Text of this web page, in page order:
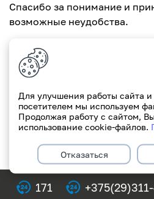
Спасибо за понимание и
возможные неудобства.
С уважением, Paritetbank!
171
Для улучшения работы сайта и
посетителем мы используем
Продолжая работу с сайтом,
использование cookie-файлов.
Отказаться